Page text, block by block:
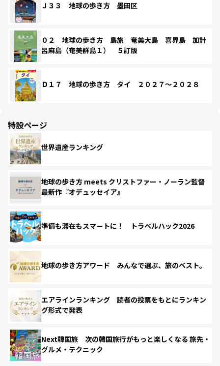
Ｊ３３ 地球の歩き方 墨田区
０２ 地球の歩き方 島旅 奄美大島 喜界島 加計
呂麻島（奄美群島１） ５訂版
Ｄ１７ 地球の歩き方 タイ ２０２７～２０２８
特設ページ
世界遺産ランキング
地球の歩き方 meets クリストファー・ノーラン監督
最新作『オデュッセイア』
準備も滞在もスマートに！ トラベルハック2026
地球の歩き方アワード みんなで選ぶ、旅のベスト。
エアラインランキング 読者の投票をもとにランキン
グ形式で発表
Next韓国旅 次の韓国旅行がもっと楽しくなる 旅先・
グルメ・テクニック